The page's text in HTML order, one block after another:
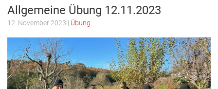
Allgemeine Übung 12.11.2023
12. November 2023 | Übung